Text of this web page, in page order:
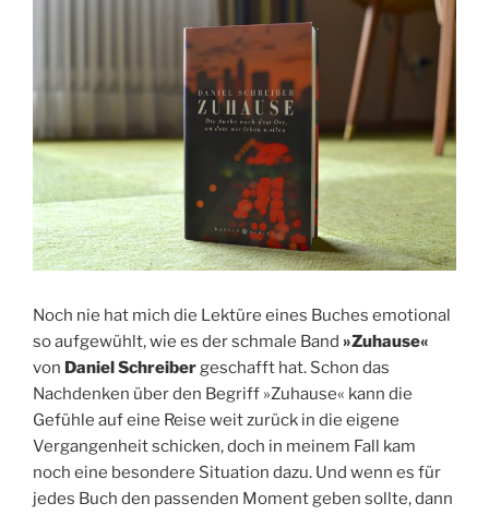
Noch nie hat mich die Lektüre eines Buches emotional
so aufgewühlt, wie es der schmale Band »Zuhause«
von Daniel Schreibergeschafft hat. Schon das
Nachdenken über den Begriff »Zuhause« kann die
Gefühle auf eine Reise weit zurück in die eigene
Vergangenheit schicken, doch in meinem Fall kam
noch eine besondere Situation dazu. Und wenn es für
jedes Buch den passenden Moment geben sollte, dann